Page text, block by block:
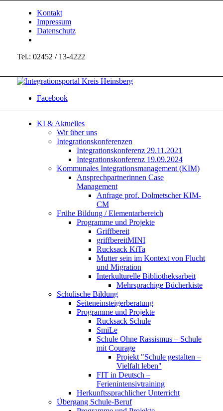
Kontakt
Impressum
Datenschutz
Tel.: 02452 / 13-4222
Facebook
KI & Aktuelles
Wir über uns
Integrationskonferenzen
Integrationskonferenz 29.11.2021
Integrationskonferenz 19.09.2024
Kommunales Integrationsmanagement (KIM)
Ansprechpartnerinnen Case
Management
Anfrage prof. Dolmetscher KIM-
CM
Frühe Bildung / Elementarbereich
Programme und Projekte
Griffbereit
griffbereitMINI
Rucksack KiTa
Mutter sein im Kontext von Flucht
und Migration
Interkulturelle Bibliotheksarbeit
Mehrsprachige Bücherkiste
Schulische Bildung
Seiteneinsteigerberatung
Programme und Projekte
Rucksack Schule
SmiLe
Schule Ohne Rassismus – Schule
mit Courage
Projekt "Schule gestalten –
Vielfalt leben"
FIT in Deutsch –
Ferienintensivtraining
Herkunftssprachlicher Unterricht
Übergang Schule-Beruf